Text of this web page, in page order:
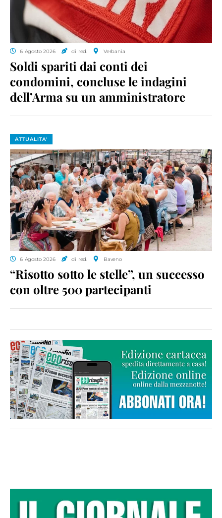
6 Agosto 2026 di red. Verbania
Soldi spariti dai conti dei
condomini, concluse le indagini
dell’Arma su un amministratore
ATTUALITA'
6 Agosto 2026 di red. Baveno
“Risotto sotto le stelle”, un successo
con oltre 500 partecipanti